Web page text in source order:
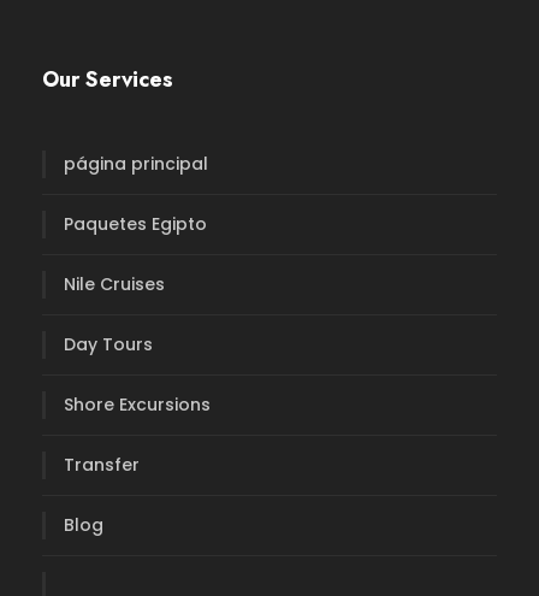
Our Services
página principal
Paquetes Egipto
Nile Cruises
Day Tours
Shore Excursions
Transfer
Blog